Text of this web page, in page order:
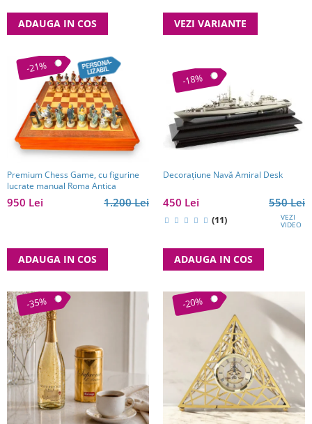
ADAUGA IN COS VEZI VARIANTE
-21%
Premium Chess Game, cu figurine
lucrate manual Roma Antica
1.200 Lei
950 Lei
ADAUGA IN COS
-18%
Decoraţiune Navă Amiral Desk
550 Lei
450 Lei
(11) VEZI
VIDEO
ADAUGA IN COS
-35% -20%